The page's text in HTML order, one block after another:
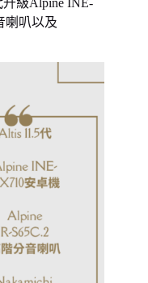
級Alpine INE-
喇叭以及